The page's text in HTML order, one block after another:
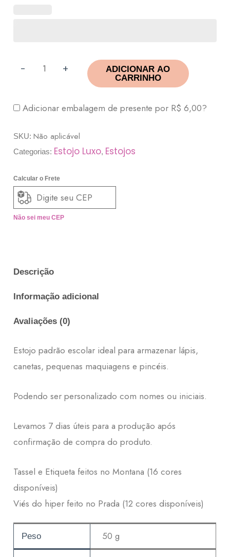
- +
ADICIONAR AO
CARRINHO
Adicionar embalagem de presente por R$ 6,00?
SKU:Não aplicável
Categorias: Estojo Luxo, Estojos
Calcular o Frete
Não sei meu CEP
Descrição
Informação adicional
Avaliações (0)
Estojo padrão escolar ideal para armazenar lápis,
canetas, pequenas maquiagens e pincéis.
Podendo ser personalizado com nomes ou iniciais.
Levamos 7 dias úteis para a produção após
confirmação de compra do produto.
Tassel e Etiqueta feitos no Montana (16 cores
disponíveis)
Viés do hiper feito no Prada (12 cores disponíveis)
Peso 50 g